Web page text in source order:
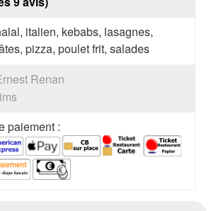
italien, kebabs, lasagnes,
pizza, poulet frit, salades
Renan
paiement :